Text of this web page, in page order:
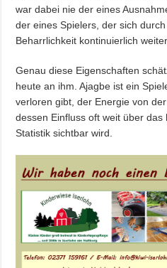
war dabei nie der eines
der eines Spielers, der sich
Beharrlichkeit kontinuierlich
Genau diese Eigenschaften
heute an ihm. Ajagbe ist ein
verloren gibt, der Energie von
dessen Einfluss oft weit über
Statistik sichtbar wird.